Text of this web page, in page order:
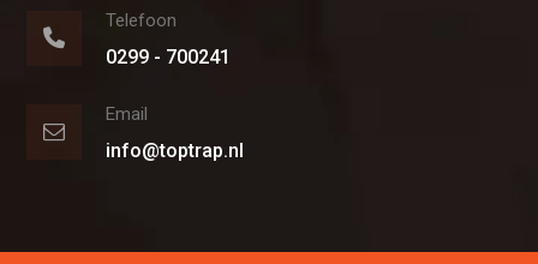
Telefoon
0299 - 700241
Email
info@toptrap.nl